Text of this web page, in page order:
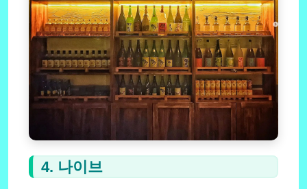
4. 나이브